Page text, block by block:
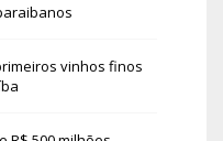
vinhos finos